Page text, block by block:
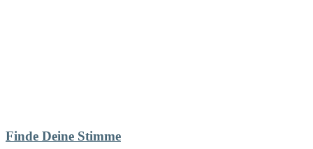
Finde Deine Stimme